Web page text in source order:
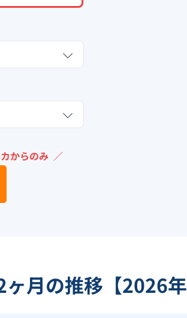
からのみ ／
月の推移【2026年